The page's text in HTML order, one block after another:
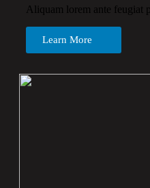
Aliquam lorem ante feugiat
Learn More